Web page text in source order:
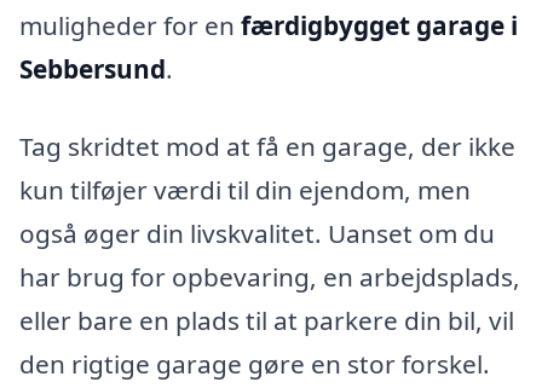
muligheder for en færdigbygget garage i
Sebbersund.
Tag skridtet mod at få en garage, der ikke
kun tilføjer værdi til din ejendom, men
også øger din livskvalitet. Uanset om du
har brug for opbevaring, en arbejdsplads,
eller bare en plads til at parkere din bil, vil
den rigtige garage gøre en stor forskel.